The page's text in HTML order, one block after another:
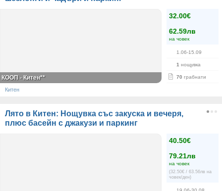
32.00€
62.59лв
на човек
1.06-15.09
1 нощувка
70 грабнати
КООП - Китен**
Китен
Лято в Китен: Нощувка със закуска и вечеря,
плюс басейн с джакузи и паркинг
40.50€
79.21лв
на човек
(32.50€ / 63.56лв на
човек/ден)